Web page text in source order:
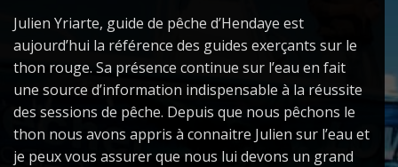
Julien Yriarte, guide de pêche d’Hendaye est
aujourd’hui la référence des guides exerçants sur le
thon rouge. Sa présence continue sur l’eau en fait
une source d’information indispensable à la réussite
des sessions de pêche. Depuis que nous pêchons le
thon nous avons appris à connaitre Julien sur l’eau et
je peux vous assurer que nous lui devons un grand